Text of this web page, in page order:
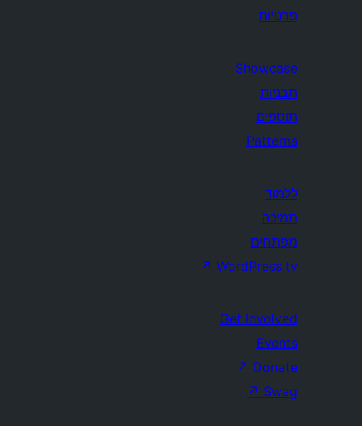
פרטיות
Showcase
תבניות
תוספים
Patterns
ללמוד
תמיכה
מפתחים
WordPress.tv
↗
Get Involved
Events
Donate
↗
Swag
↗